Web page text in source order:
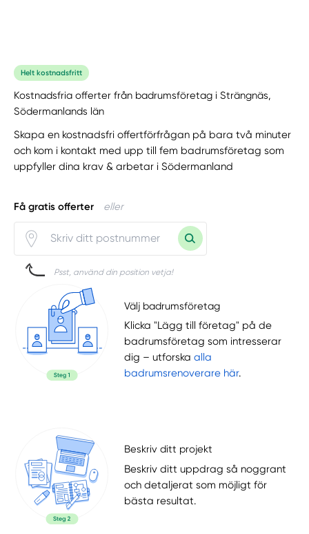
Helt kostnadsfritt
Kostnadsfria offerter från badrumsföretag i Strängnäs,
Södermanlands län
Skapa en kostnadsfri offertförfrågan på bara två minuter
och kom i kontakt med upp till fem badrumsföretag som
uppfyller dina krav & arbetar i Södermanland
Få gratis offerter eller
Psst, använd din position vetja!
Välj badrumsföretag
Klicka "Lägg till företag" på de
badrumsföretag som intresserar
dig – utforskaalla
badrumsrenoverare här.
Beskriv ditt projekt
Beskriv ditt uppdrag så noggrant
och detaljerat som möjligt för
bästa resultat.